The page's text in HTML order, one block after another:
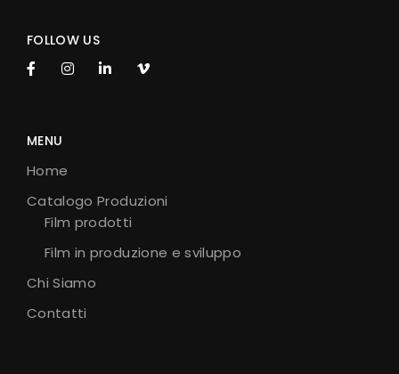
FOLLOW US
MENU
Home
Catalogo Produzioni
Film prodotti
Film in produzione e sviluppo
Chi Siamo
Contatti